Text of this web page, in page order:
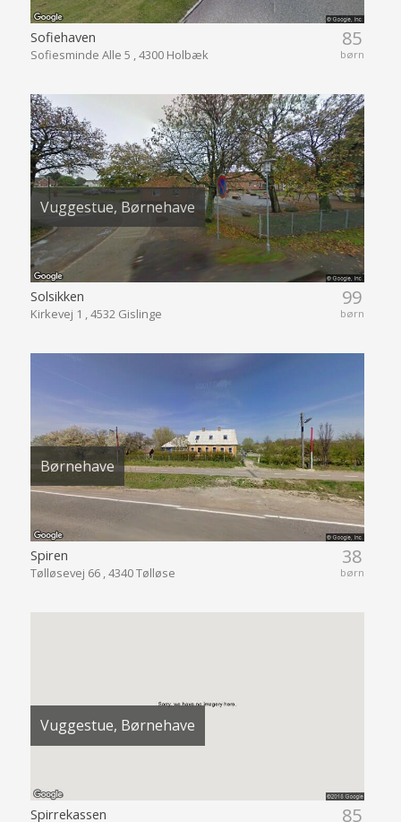
85
børn
Sofiehaven
Sofiesminde Alle 5 , 4300 Holbæk
Vuggestue, Børnehave
99
børn
Solsikken
Kirkevej 1 , 4532 Gislinge
Børnehave
38
børn
Spiren
Tølløsevej 66 , 4340 Tølløse
Vuggestue, Børnehave
85
Spirrekassen